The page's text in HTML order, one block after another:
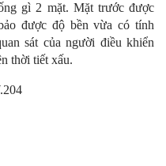
gì 2 mặt. Mặt trước được
được độ bền vừa có tính
sát của người điều khiển
thời tiết xấu.